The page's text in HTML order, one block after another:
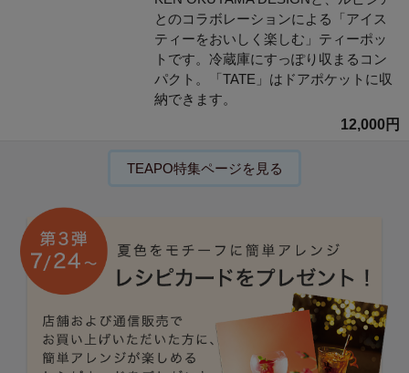
とのコラボレーションによる「アイス
ティーをおいしく楽しむ」ティーポッ
トです。冷蔵庫にすっぽり収まるコン
パクト。「TATE」はドアポケットに収
納できます。
12,000円
TEAPO特集ページを見る